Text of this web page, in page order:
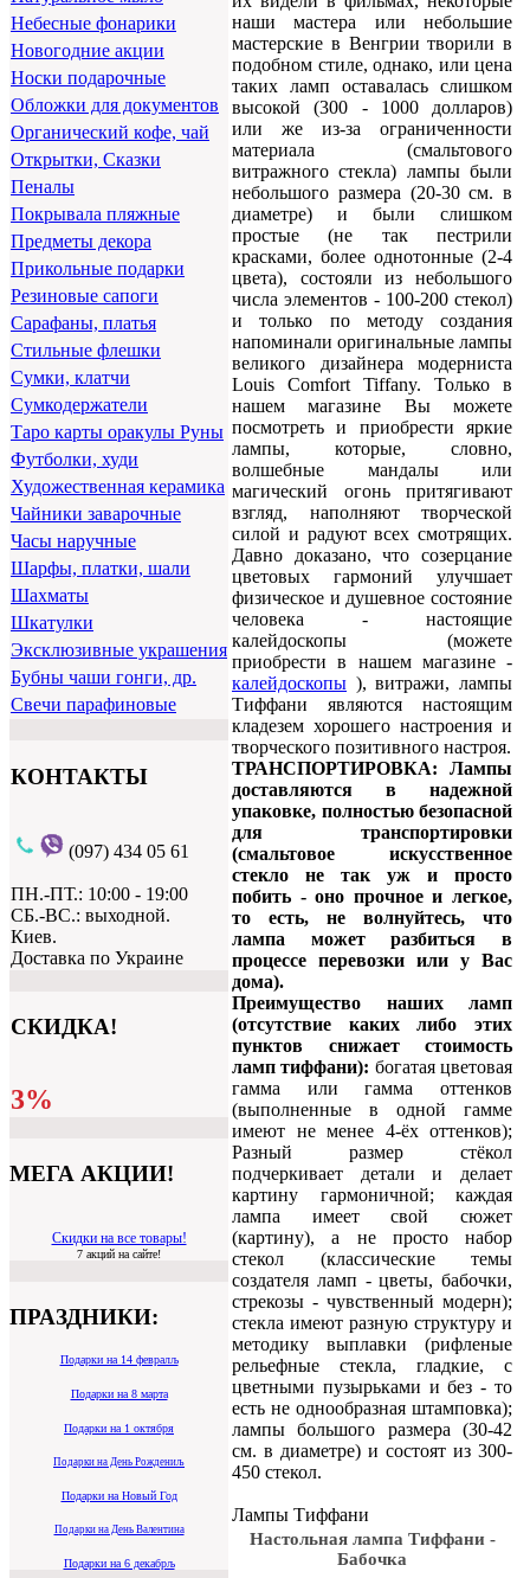
Небесные фонарики
Новогодние акции
Носки подарочные
Обложки для документов
Органический кофе, чай
Открытки, Сказки
Пеналы
Покрывала пляжные
Предметы декора
Прикольные подарки
Резиновые сапоги
Сарафаны, платья
Стильные флешки
Сумки, клатчи
Сумкодержатели
Таро карты оракулы Руны
Футболки, худи
Художественная керамика
Чайники заварочные
Часы наручные
Шарфы, платки, шали
Шахматы
Шкатулки
Эксклюзивные украшения
Бубны чаши гонги, др.
Свечи парафиновые
КОНТАКТЫ
(097) 434 05 61
ПН.-ПТ.: 10:00 - 19:00
СБ.-ВС.: выходной.
Киев.
Доставка по Украине
СКИДКА!
3%
МЕГА АКЦИИ!
Скидки на все товары!
7 акций на сайте!
ПРАЗДНИКИ:
Подарки на 14 февралљ
Подарки на 8 марта
Подарки на 1 октября
Подарки на День Рождениљ
Подарки на Новый Год
Подарки на День Валентина
Подарки на 6 декабрљ
наши мастера или небольшие
мастерские в Венгрии творили в
подобном стиле, однако, или цена
таких ламп оставалась слишком
высокой (300 - 1000 долларов)
или же из-за ограниченности
материала (смальтового
витражного стекла) лампы были
небольшого размера (20-30 см. в
диаметре) и были слишком
простые (не так пестрили
красками, более однотонные (2-4
цвета), состояли из небольшого
числа элементов - 100-200 стекол)
и только по методу создания
напоминали оригинальные лампы
великого дизайнера модерниста
Louis Comfort Tiffany. Только в
нашем магазине Вы можете
посмотреть и приобрести яркие
лампы, которые, словно,
волшебные мандалы или
магический огонь притягивают
взгляд, наполняют творческой
силой и радуют всех смотрящих.
Давно доказано, что созерцание
цветовых гармоний улучшает
физическое и душевное состояние
человека - настоящие
калейдоскопы (можете
приобрести в нашем магазине -
калейдоскопы ), витражи, лампы
Тиффани являются настоящим
кладезем хорошего настроения и
творческого позитивного настроя.
ТРАНСПОРТИРОВКА: Лампы
доставляются в надежной
упаковке, полностью безопасной
для транспортировки
(смальтовое искусственное
стекло не так уж и просто
побить - оно прочное и легкое,
то есть, не волнуйтесь, что
лампа может разбиться в
процессе перевозки или у Вас
дома).
Преимущество наших ламп
(отсутствие каких либо этих
пунктов снижает стоимость
ламп тиффани): богатая цветовая
гамма или гамма оттенков
(выполненные в одной гамме
имеют не менее 4-ёх оттенков);
Разный размер стёкол
подчеркивает детали и делает
картину гармоничной; каждая
лампа имеет свой сюжет
(картину), а не просто набор
стекол (классические темы
создателя ламп - цветы, бабочки,
стрекозы - чувственный модерн);
стекла имеют разную структуру и
методику выплавки (рифленые
рельефные стекла, гладкие, с
цветными пузырьками и без - то
есть не однообразная штамповка);
лампы большого размера (30-42
см. в диаметре) и состоят из 300-
450 стекол.
Лампы Тиффани
Настольная лампа Тиффани -
Бабочка